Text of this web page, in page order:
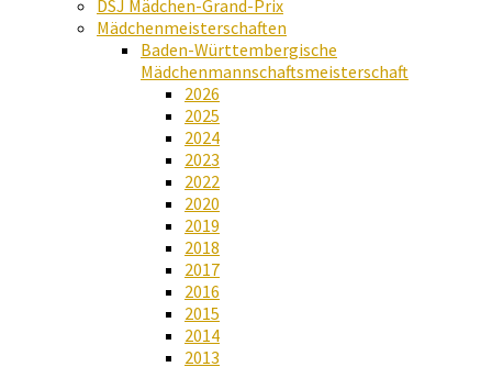
DSJ Mädchen-Grand-Prix
Mädchenmeisterschaften
Baden-Württembergische
Mädchenmannschaftsmeisterschaft
2026
2025
2024
2023
2022
2020
2019
2018
2017
2016
2015
2014
2013